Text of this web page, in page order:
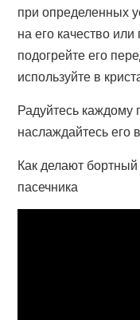
при определенных
на его качество
подогрейте его
используйте в
Радуйтесь каждому
наслаждайтесь его
Как делают
пасечника